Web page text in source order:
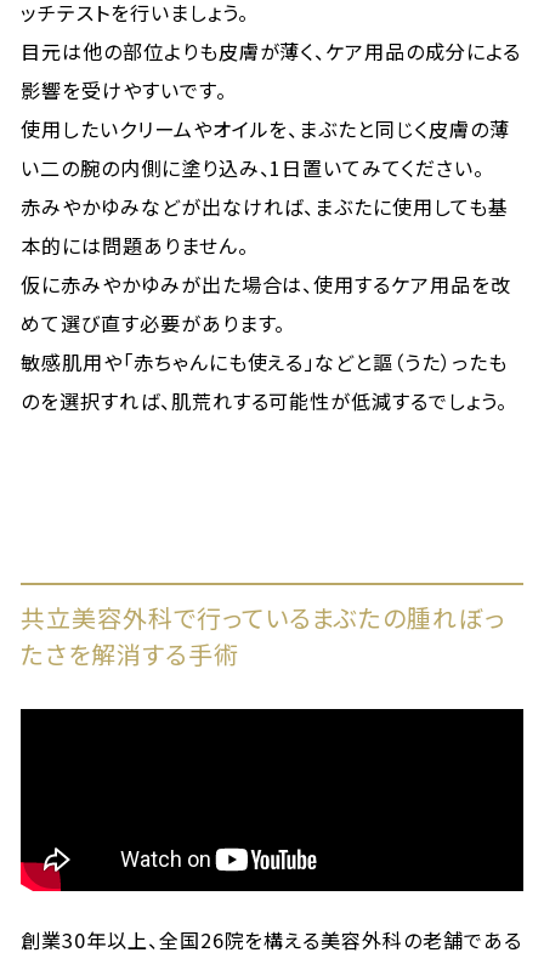
ッチテストを行いましょう。
目元は他の部位よりも皮膚が薄く、ケア用品の成分による
影響を受けやすいです。
使用したいクリームやオイルを、まぶたと同じく皮膚の薄
い二の腕の内側に塗り込み、1日置いてみてください。
赤みやかゆみなどが出なければ、まぶたに使用しても基
本的には問題ありません。
仮に赤みやかゆみが出た場合は、使用するケア用品を改
めて選び直す必要があります。
敏感肌用や「赤ちゃんにも使える」などと謳（うた）ったも
のを選択すれば、肌荒れする可能性が低減するでしょう。
共立美容外科で行っているまぶたの腫れぼっ
たさを解消する手術
創業30年以上、全国26院を構える美容外科の老舗である